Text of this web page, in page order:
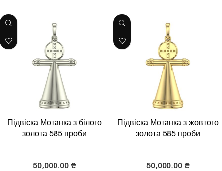
Підвіска Мотанка з білого
золота 585 проби
50,000.00 ₴
Підвіска Мотанка з жовтого
золота 585 проби
50,000.00 ₴